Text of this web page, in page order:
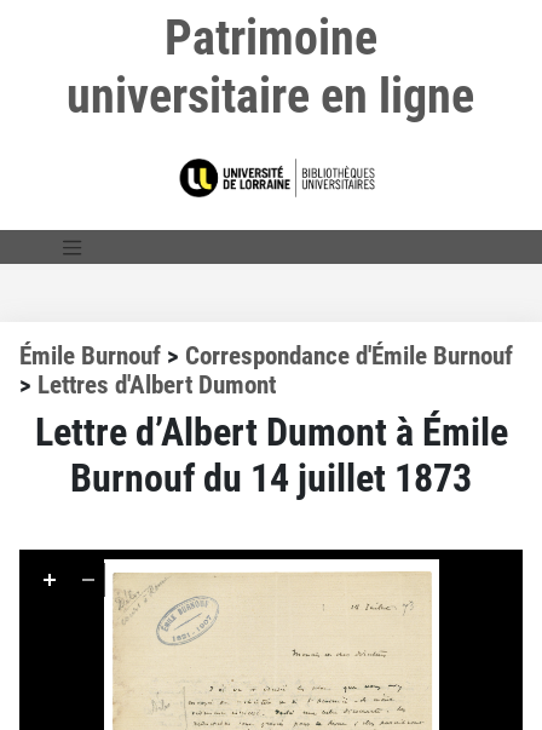
Patrimoine
universitaire en ligne
Émile Burnouf > Correspondance d'Émile Burnouf
> Lettres d'Albert Dumont
Lettre d’Albert Dumont à Émile
Burnouf du 14 juillet 1873